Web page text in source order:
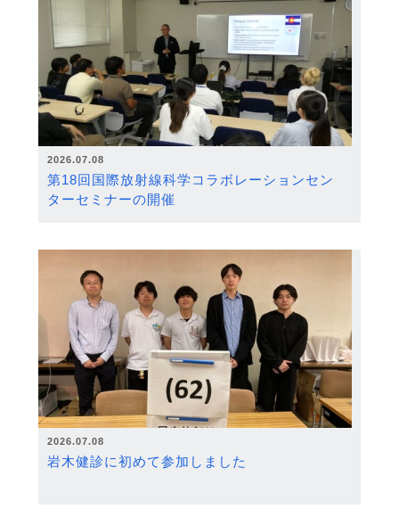
2026.07.08
第18回国際放射線科学コラボレーションセン
ターセミナーの開催
2026.07.08
岩木健診に初めて参加しました